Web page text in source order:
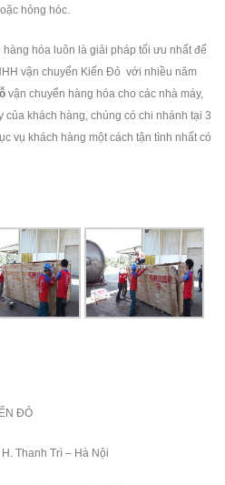
hỏng hóc.
hàng hóa luôn là giải pháp tối ưu nhất để
vận chuyển Kiến Đỏ với nhiều năm
vận chuyển hàng hóa cho các nhà máy,
của khách hàng, chúng có chi nhánh tại 3
vụ khách hàng một cách tận tình nhất có
ĐỎ
Thanh Trì – Hà Nội